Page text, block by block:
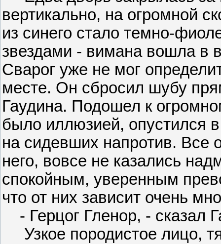
вертикально, на огромной
из синего стало темно-
звездами - вимана вошла в
Сварог уже не мог
месте. Он сбросил шубу
Гаудина. Подошел к
было иллюзией, опустился
на сидевших напротив. Все
него, вовсе не казались
спокойным, уверенным
что от них зависит очень
- Герцог Гленор, - сказал
Узкое породистое лицо,